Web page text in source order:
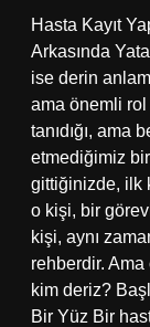
Hasta Kayıt
Arkasında
ise derin
ama önemli rol
tanıdığı, ama
etmediğimiz
gittiğinizde, ilk
o kişi, bir
kişi, aynı
rehberdir.
kim deriz?
Bir Yüz Bir